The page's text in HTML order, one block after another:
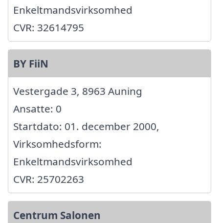
Enkeltmandsvirksomhed
CVR: 32614795
BY FiiN
Vestergade 3, 8963 Auning
Ansatte: 0
Startdato: 01. december 2000,
Virksomhedsform:
Enkeltmandsvirksomhed
CVR: 25702263
Centrum Salonen